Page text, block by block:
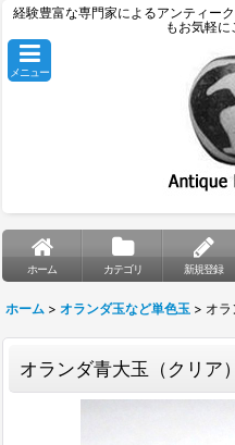
経験豊富な専門家によるアンティー
もお気軽に
メニュー
ホーム カテゴリ 新規登録
ホーム > オランダ玉など単色玉 > オラ
オランダ青大玉（クリア）